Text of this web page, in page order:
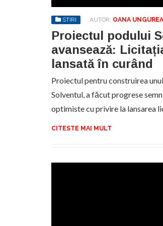
STIRI AUTOR: OANA
Proiectul podului
avansează:
lansată în curând
Proiectul pentru construirea
Solventul, a făcut progrese
optimiste cu privire la lansarea
CITESTE MAI MULT